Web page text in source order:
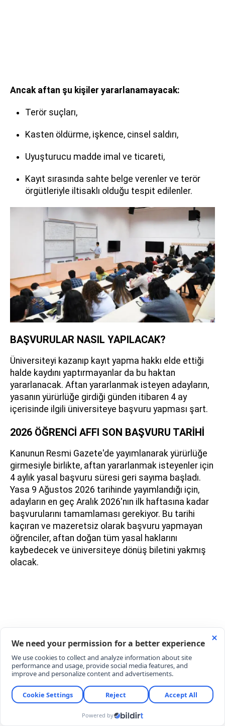
Ancak aftan şu kişiler yararlanamayacak:
Terör suçları,
Kasten öldürme, işkence, cinsel saldırı,
Uyuşturucu madde imal ve ticareti,
Kayıt sırasında sahte belge verenler ve terör
örgütleriyle iltisaklı olduğu tespit edilenler.
BAŞVURULAR NASIL YAPILACAK?
Üniversiteyi kazanıp kayıt yapma hakkı elde ettiği
halde kaydını yaptırmayanlar da bu haktan
yararlanacak. Aftan yararlanmak isteyen adayların,
yasanın yürürlüğe girdiği günden itibaren 4 ay
içerisinde ilgili üniversiteye başvuru yapması şart.
2026 ÖĞRENCİ AFFI SON BAŞVURU TARİHİ
Kanunun Resmi Gazete'de yayımlanarak yürürlüğe
girmesiyle birlikte, aftan yararlanmak isteyenler için
4 aylık yasal başvuru süresi geri sayıma başladı.
Yasa 9 Ağustos 2026 tarihinde yayımlandığı için,
adayların en geç Aralık 2026'nın ilk haftasına kadar
başvurularını tamamlaması gerekiyor. Bu tarihi
kaçıran ve mazeretsiz olarak başvuru yapmayan
öğrenciler, aftan doğan tüm yasal haklarını
kaybedecek ve üniversiteye dönüş biletini yakmış
olacak.